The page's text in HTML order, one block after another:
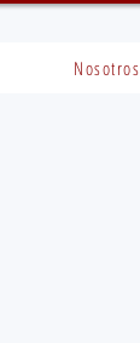
Nosotros